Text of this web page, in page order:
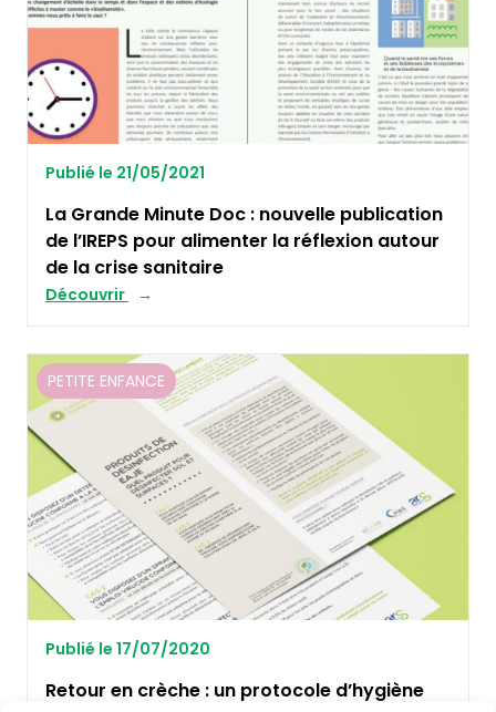
Publié le 21/05/2021
La Grande Minute Doc : nouvelle publication
de l’IREPS pour alimenter la réflexion autour
de la crise sanitaire
Découvrir
PETITE ENFANCE
Publié le 17/07/2020
Retour en crèche : un protocole d’hygiène